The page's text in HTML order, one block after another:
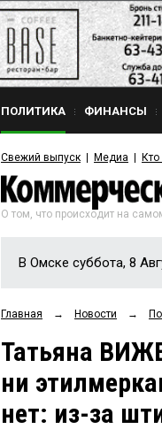
ПОЛИТИКА ФИНАНСЫ
Свежий выпуск Медиа Кто
О том, что происходит на
В Омске суббота, 8
Главная → Новости →
Татьяна
ни
нет: из-за